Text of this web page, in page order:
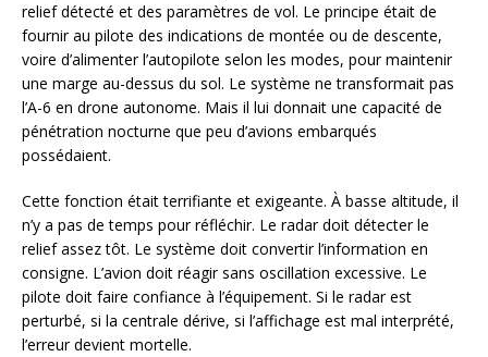
relief détecté et des paramètres de vol. Le principe était de
fournir au pilote des indications de montée ou de descente,
voire d’alimenter l’autopilote selon les modes, pour maintenir
une marge au-dessus du sol. Le système ne transformait pas
l’A-6 en drone autonome. Mais il lui donnait une capacité de
pénétration nocturne que peu d’avions embarqués
possédaient.
Cette fonction était terrifiante et exigeante. À basse altitude, il
n’y a pas de temps pour réfléchir. Le radar doit détecter le
relief assez tôt. Le système doit convertir l’information en
consigne. L’avion doit réagir sans oscillation excessive. Le
pilote doit faire confiance à l’équipement. Si le radar est
perturbé, si la centrale dérive, si l’affichage est mal interprété,
l’erreur devient mortelle.